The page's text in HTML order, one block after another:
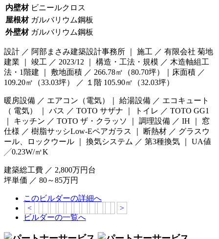
内壁材 ビニールクロス
屋根材 ガルバリウム鋼板
外壁材 ガルバリウム鋼板
設計 ／ 阿部まさみ建築設計事務所 ｜ 施工 ／ 有限会社 菊地
建業 ｜ 竣工 ／ 2023/12 ｜ 構造・工法・規模 ／ 木造軸組工
法・1階建 ｜ 敷地面積 ／ 266.78㎡（80.70坪）｜床面積 ／
109.20㎡（33.03坪） ／ １階 105.90㎡（32.03坪）
暖房設備 ／ エアコン（電気）｜ 給湯設備 ／ エコキュート
（ 電気） ｜ バス ／ TOTO サザナ ｜ トイレ ／ TOTO GG1
｜ キッチン ／ TOTO ザ・クラッソ ｜ 調理設備 ／ IH ｜ 窓
仕様 ／ 樹脂サッシLow-Eペアガラス ｜ 断熱材 ／ グラスウ
ール、ロックウール ｜ 換気システム ／ 第3種換気 ｜ UA値
╱0.23W/㎡K
建築総工費 ／ 2,800万円台
坪単価 ／ 80～85万円
このビルダーの詳細へ
<
>
ビルダーの一覧へ